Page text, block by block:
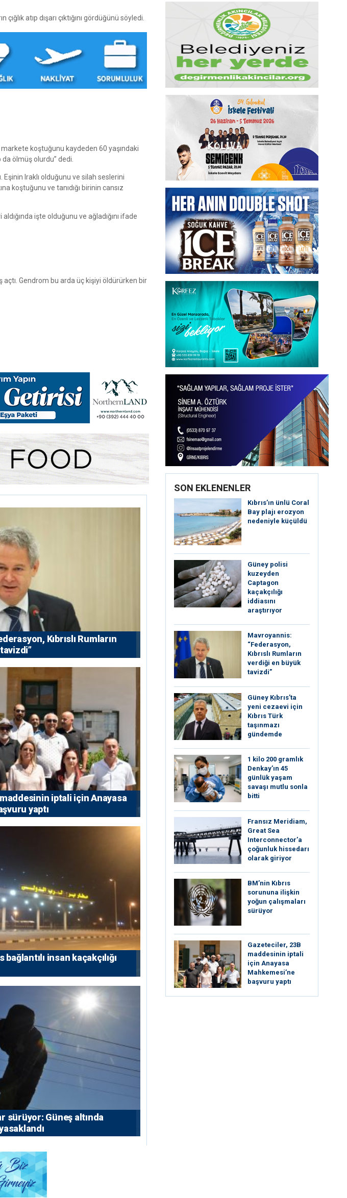
atıp dışarı çıktığını gördüğünü söyledi.
markete koştuğunu kaydeden 60 yaşındaki
da ölmüş olurdu” dedi.
Eşinin Iraklı olduğunu ve silah seslerini
koştuğunu ve tanıdığı birinin cansız
işte olduğunu ve ağladığını ifade
Gendrom bu arda üç kişiyi öldürürken bir
Kıbrıslı Rumların
iptali için Anayasa
yaptı
bağlantılı insan kaçakçılığı
sürüyor: Güneş altında
SON EKLENENLER
Kıbrıs’ın ünlü Coral
Bay plajı erozyon
nedeniyle küçüldü
Güney polisi
kuzeyden
Captagon
kaçakçılığı
iddiasını
araştırıyor
Mavroyannis:
“Federasyon,
Kıbrıslı Rumların
verdiği en büyük
tavizdi”
Güney Kıbrıs’ta
yeni cezaevi için
Kıbrıs Türk
taşınmazı
gündemde
1 kilo 200 gramlık
Denkay’ın 45
günlük yaşam
savaşı mutlu sonla
bitti
Fransız Meridiam,
Great Sea
Interconnector’a
çoğunluk hissedarı
olarak giriyor
BM’nin Kıbrıs
sorununa ilişkin
yoğun çalışmaları
sürüyor
Gazeteciler, 23B
maddesinin iptali
için Anayasa
Mahkemesi’ne
başvuru yaptı